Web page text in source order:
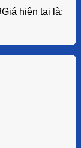
Giá hiện tại là: